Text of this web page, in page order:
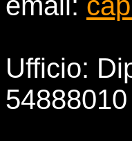
Ufficio:
54888010